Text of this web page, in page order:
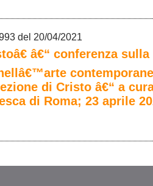
del 20/04/2021
â€“ conferenza sulla
di Cristo â€“ a
di Roma; 23 aprile